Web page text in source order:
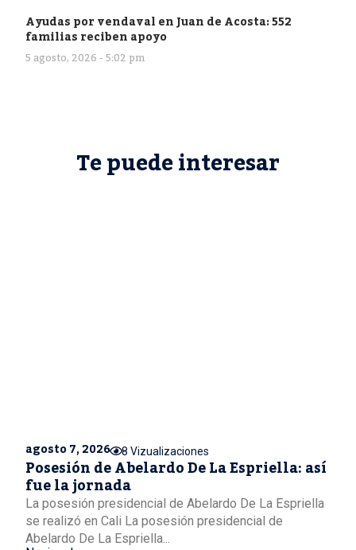
Ayudas por vendaval en Juan de Acosta: 552
familias reciben apoyo
5 agosto, 2026 - 5:02 pm
Te puede interesar
agosto 7, 2026 8 Vizualizaciones
Posesión de Abelardo De La Espriella: así
fue la jornada
La posesión presidencial de Abelardo De La Espriella
se realizó en Cali La posesión presidencial de
Abelardo De La Espriella...